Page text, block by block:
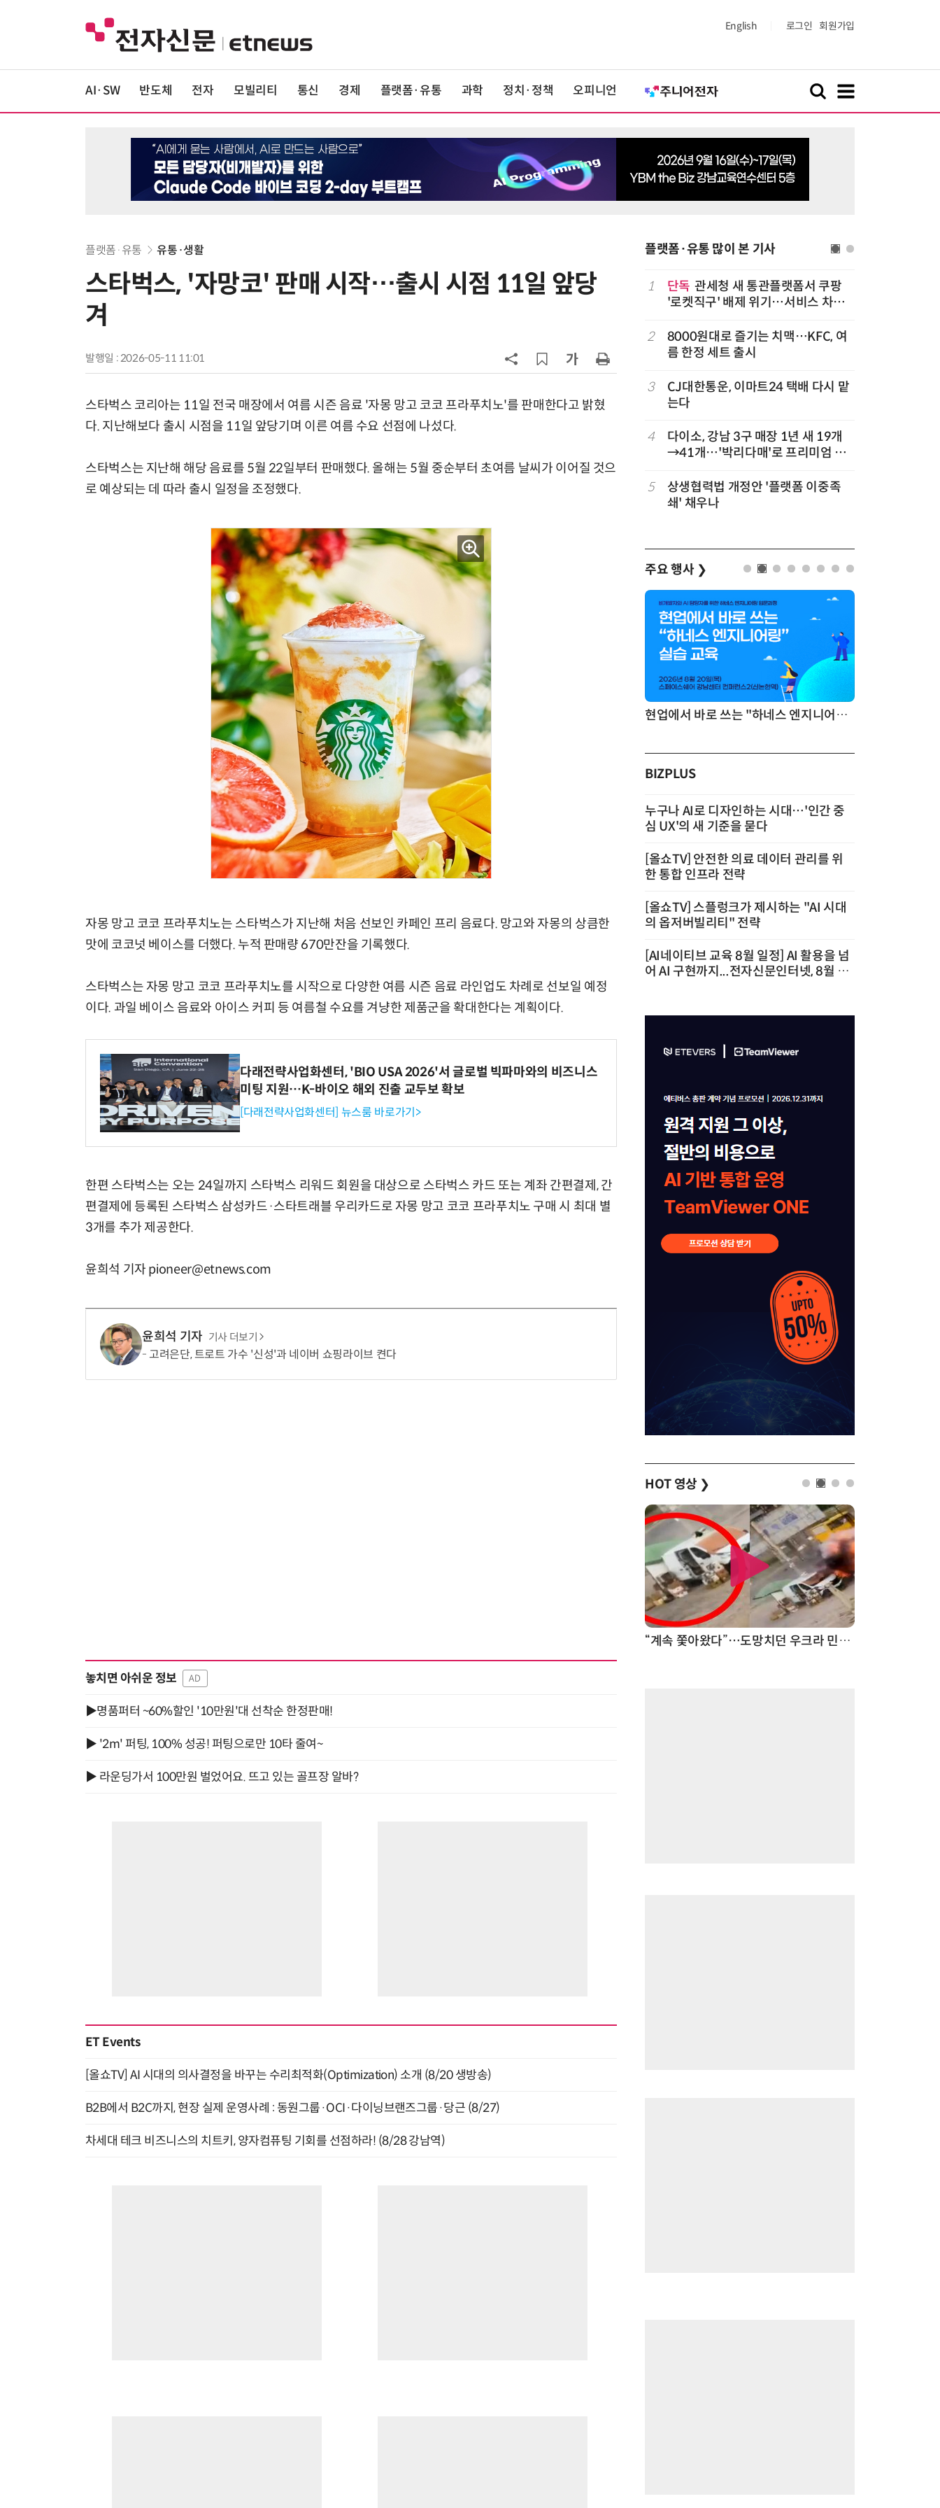
English 로그인 회원가입
AI·SW 반도체 전자 모빌리티 통신 경제 플랫폼·유통 과학 정치·정책 오피니언
플랫폼·유통 유통·생활
스타벅스, '자망코' 판매 시작…출시 시점 11일 앞당
겨
발행일 : 2026-05-11 11:01
스타벅스 코리아는 11일 전국 매장에서 여름 시즌 음료 '자몽 망고 코코 프라푸치노'를 판매한다고 밝혔
다. 지난해보다 출시 시점을 11일 앞당기며 이른 여름 수요 선점에 나섰다.
스타벅스는 지난해 해당 음료를 5월 22일부터 판매했다. 올해는 5월 중순부터 초여름 날씨가 이어질 것으
로 예상되는 데 따라 출시 일정을 조정했다.
자몽 망고 코코 프라푸치노는 스타벅스가 지난해 처음 선보인 카페인 프리 음료다. 망고와 자몽의 상큼한
맛에 코코넛 베이스를 더했다. 누적 판매량 670만잔을 기록했다.
스타벅스는 자몽 망고 코코 프라푸치노를 시작으로 다양한 여름 시즌 음료 라인업도 차례로 선보일 예정
이다. 과일 베이스 음료와 아이스 커피 등 여름철 수요를 겨냥한 제품군을 확대한다는 계획이다.
다래전략사업화센터, 'BIO USA 2026'서 글로벌 빅파마와의 비즈니스
미팅 지원…K-바이오 해외 진출 교두보 확보
[다래전략사업화센터] 뉴스룸 바로가기>
한편 스타벅스는 오는 24일까지 스타벅스 리워드 회원을 대상으로 스타벅스 카드 또는 계좌 간편결제, 간
편결제에 등록된 스타벅스 삼성카드·스타트래블 우리카드로 자몽 망고 코코 프라푸치노 구매 시 최대 별
3개를 추가 제공한다.
윤희석 기자 pioneer@etnews.com
윤희석 기자 기사 더보기
고려은단, 트로트 가수 '신성'과 네이버 쇼핑라이브 켠다
놓치면 아쉬운 정보 AD
▶명품퍼터 ~60%할인 '10만원'대 선착순 한정판매!
▶ '2m' 퍼팅, 100% 성공! 퍼팅으로만 10타 줄여~
▶ 라운딩가서 100만원 벌었어요. 뜨고 있는 골프장 알바?
ET Events
[올쇼TV] AI 시대의 의사결정을 바꾸는 수리최적화(Optimization) 소개 (8/20 생방송)
B2B에서 B2C까지, 현장 실제 운영사례 : 동원그룹·OCI·다이닝브랜즈그룹·당근 (8/27)
차세대 테크 비즈니스의 치트키, 양자컴퓨팅 기회를 선점하라! (8/28 강남역)
플랫폼·유통 많이 본 기사
6
1000원 커피·45㎝ 피자…트레이
나-o' 음성 생성 기술 고도화
박…2년치 이익 넘어서
9
세븐일레븐, 해외 지역 명물 라면 판
1 단독 관세청 새 통관플랫폼서 쿠팡
'로켓직구' 배제 위기…서비스 차질
2
8000원대로 즐기는 치맥…KFC, 여
름 한정 세트 출시
3
CJ대한통운, 이마트24 택배 다시 맡
는다
4
다이소, 강남 3구 매장 1년 새 19개
→41개…'박리다매'로 프리미엄 상
5
상생협력법 개정안 '플랫폼 이중족
쇄' 채우나
주요 행사 ❯
양자컴퓨팅 비즈니스·기술 입문 1-Day 워크샵 - 큐비트·양자 알고리듬·Qiskit 실습으로 이해하는 차세대 현업에서 바로 쓰는 "하네스 엔지니어링" 실습 교육
BIZPLUS
누구나 AI로 디자인하는 시대…'인간 중
심 UX'의 새 기준을 묻다
[올쇼TV] 안전한 의료 데이터 관리를 위
한 통합 인프라 전략
[올쇼TV] 스플렁크가 제시하는 "AI 시대
의 옵저버빌리티" 전략
[AI네이티브 교육 8월 일정] AI 활용을 넘
어 AI 구현까지...전자신문인터넷, 8월 실
HOT 영상 ❯
“계속 쫓아왔다”…도망치던 우크라 민간인 공격한 러 자폭 드론